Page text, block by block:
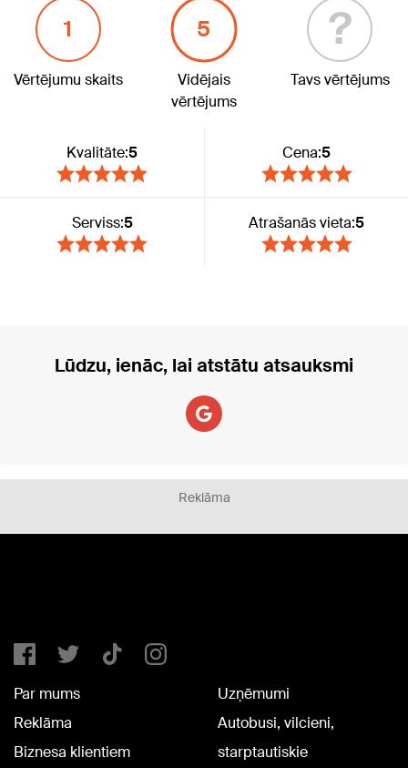
1
Vērtējumu skaits
5
Vidējais
vērtējums
?
Tavs vērtējums
Kvalitāte:5 Cena:5
Serviss:5 Atrašanās vieta:5
Lūdzu, ienāc, lai atstātu atsauksmi
Reklāma
Par mums
Reklāma
Biznesa klientiem
Uzņēmumi
Autobusi, vilcieni,
starptautiskie